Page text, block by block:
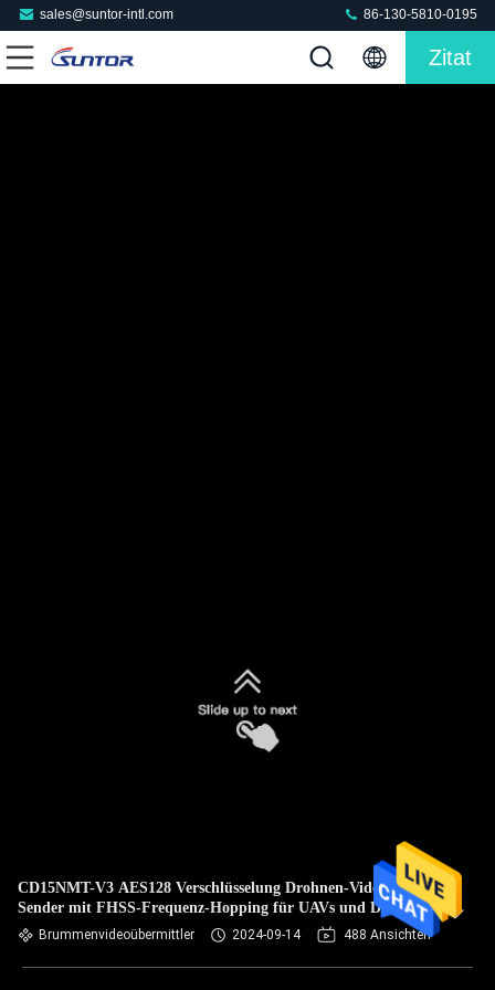
sales@suntor-intl.com 86-130-5810-0195
Zitat
CD15NMT-V3 AES128 Verschlüsselung Drohnen-Video-
Sender mit FHSS-Frequenz-Hopping für UAVs und Drohnen
Brummenvideoübermittler 2024-09-14 488 Ansichten